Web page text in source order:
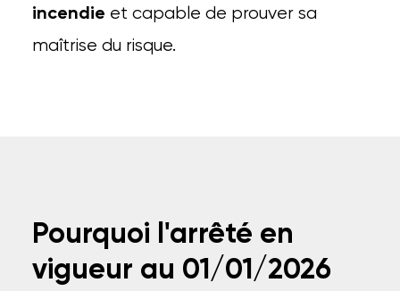
incendie et capable de prouver sa
maîtrise du risque.
Pourquoi l'arrêté en
vigueur au 01/01/2026